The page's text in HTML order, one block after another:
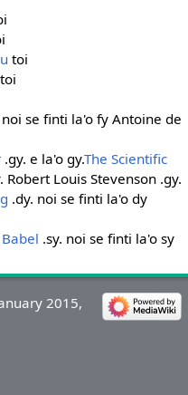
toi
toi
se finti la'o fy Antoine de
.gy. e la'o gy.The Scientific
Louis Stevenson .gy.
.dy. noi se finti la'o dy
.sy. noi se finti la'o sy
2015,